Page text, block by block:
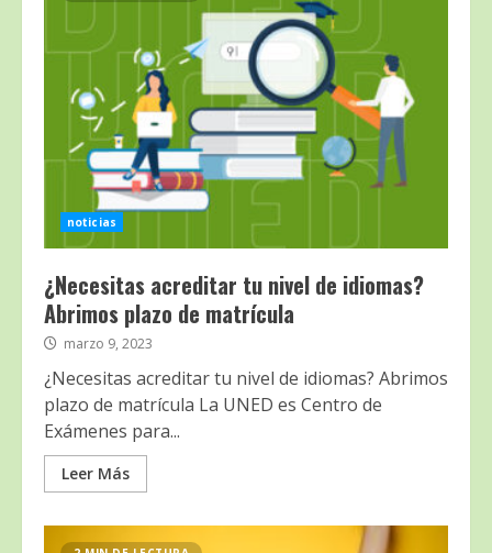
noticias
¿Necesitas acreditar tu nivel de idiomas?
Abrimos plazo de matrícula
marzo 9, 2023
¿Necesitas acreditar tu nivel de idiomas? Abrimos
plazo de matrícula La UNED es Centro de
Exámenes para...
Leer Más